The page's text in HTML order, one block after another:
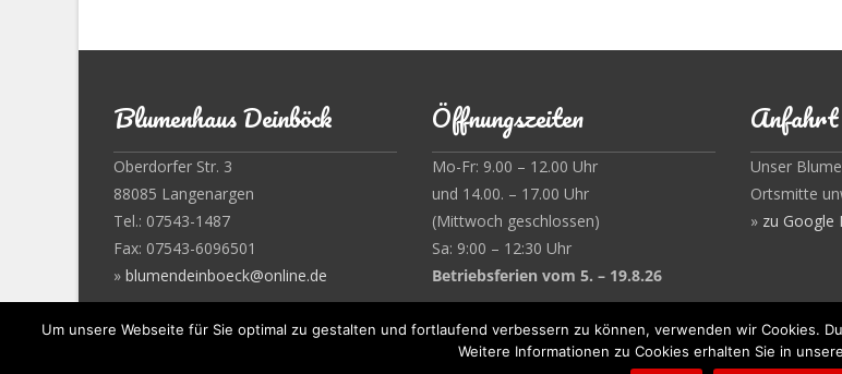
Blumenhaus Deinböck
Oberdorfer Str. 3
88085 Langenargen
Tel.: 07543-1487
Fax: 07543-6096501
» blumendeinboeck@online.de
Öffnungszeiten
Mo-Fr: 9.00 – 12.00 Uhr
und 14.00. – 17.00 Uhr
(Mittwoch geschlossen)
Sa: 9:00 – 12:30 Uhr
Betriebsferien vom 5. – 19.8.26
Anfahrt
Unser
Ortsmitte
» zu Google
Um unsere Webseite für Sie optimal zu gestalten und fortlaufend verbessern zu können, verwenden wir Cookies.
Weitere Informationen zu Cookies erhalten Sie in